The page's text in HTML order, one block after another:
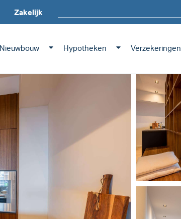
Zakelijk
Nieuwbouw Hypotheken Verzekeringen